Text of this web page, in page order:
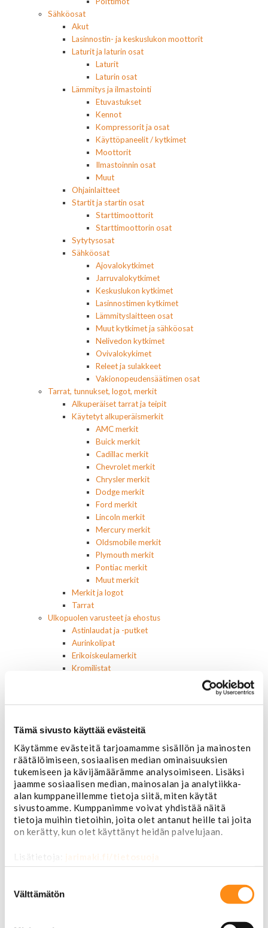
Tämä sivusto käyttää evästeitä
Käytämme evästeitä tarjoamamme sisällön ja mainosten
räätälöimiseen, sosiaalisen median ominaisuuksien
tukemiseen ja kävijämäärämme analysoimiseen. Lisäksi
jaamme sosiaalisen median, mainosalan ja analytiikka-
alan kumppaneillemme tietoja siitä, miten käytät
sivustoamme. Kumppanimme voivat yhdistää näitä
tietoja muihin tietoihin, joita olet antanut heille tai joita
on kerätty, kun olet käyttänyt heidän palvelujaan.
Lisätietoja: jarimaki.fi/tietosuoja
valinta
Välttämätön
Sähköosat
Akut
Lasinnostin- ja keskuslukon moottorit
Laturit ja laturin osat
Laturit
Laturin osat
Lämmitys ja ilmastointi
Etuvastukset
Kennot
Kompressorit ja osat
Käyttöpaneelit / kytkimet
Moottorit
Ilmastoinnin osat
Muut
Ohjainlaitteet
Startit ja startin osat
Starttimoottorit
Starttimoottorin osat
Sytytysosat
Sähköosat
Ajovalokytkimet
Jarruvalokytkimet
Keskuslukon kytkimet
Lasinnostimen kytkimet
Lämmityslaitteen osat
Muut kytkimet ja sähköosat
Nelivedon kytkimet
Ovivalokykimet
Releet ja sulakkeet
Vakionopeudensäätimen osat
Tarrat, tunnukset, logot, merkit
Alkuperäiset tarrat ja teipit
Käytetyt alkuperäismerkit
AMC merkit
Buick merkit
Cadillac merkit
Chevrolet merkit
Chrysler merkit
Dodge merkit
Ford merkit
Lincoln merkit
Mercury merkit
Oldsmobile merkit
Plymouth merkit
Pontiac merkit
Muut merkit
Merkit ja logot
Tarrat
Ulkopuolen varusteet ja ehostus
Astinlaudat ja -putket
Aurinkolipat
Erikoiskeulamerkit
Kromilistat
Chevrolet
Dodge
Ford
Hummer
Jeep
Yleismalliset
Lokasuojanlevikkeet ja helman osat
Maskit
Chrysler
Ford
Ovipeilit
Puskurit